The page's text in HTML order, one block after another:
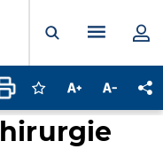
Ouvrir laMenu
Connectez-vous
Augmenter la